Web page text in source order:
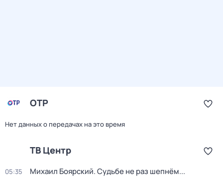
ОТР
Нет данных о передачах на это время
ТВ Центр
05:35 Михаил Боярский. Судьбе не раз шепнём...